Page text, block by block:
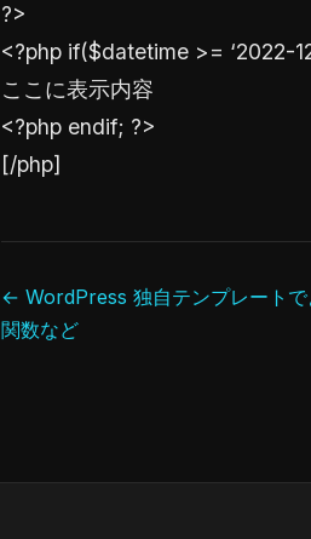
?>
<?php if($datetime >= ‘2022-
ここに表示内容
<?php endif; ?>
[/php]
← WordPress 独自テンプレートで
関数など